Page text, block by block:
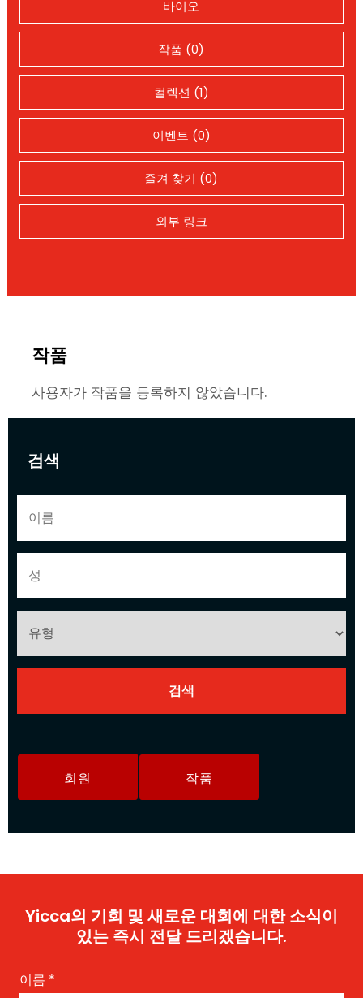
검색
회원 작품
바이오
작품 (0)
컬렉션 (1)
이벤트 (0)
즐겨 찾기 (0)
외부 링크
작품
사용자가 작품을 등록하지 않았습니다.
Yicca의 기회 및 새로운 대회에 대한 소식이
있는 즉시 전달 드리겠습니다.
이름 *